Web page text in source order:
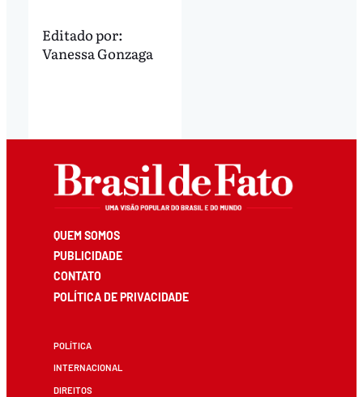
Editado por:
Vanessa Gonzaga
QUEM SOMOS
PUBLICIDADE
CONTATO
POLÍTICA DE PRIVACIDADE
POLÍTICA
INTERNACIONAL
DIREITOS